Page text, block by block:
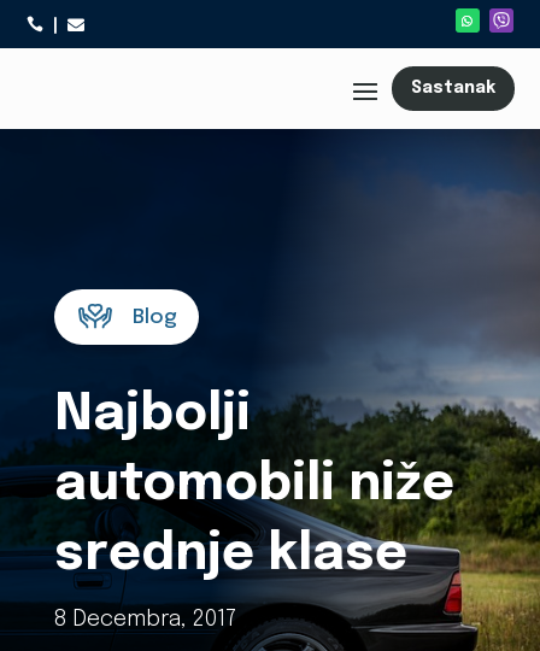
 
Sastanak
Blog
Najbolji
automobili niže
srednje klase
8 Decembra, 2017